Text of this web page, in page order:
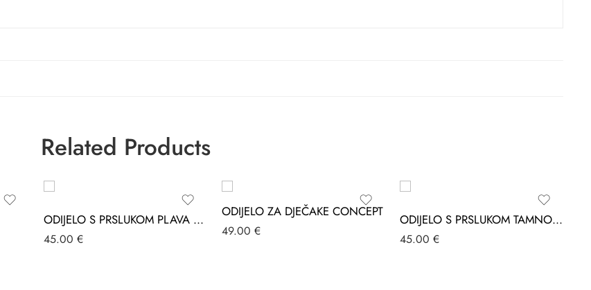
Related Products
ODIJELO S PRSLUKOM PLAVA CARINO’S
45.00 €
ODIJELO ZA DJEČAKE CONCEPT
49.00 €
ODIJELO S PRSLUKOM TAMNOPLAVA CARINO’S
45.00 €